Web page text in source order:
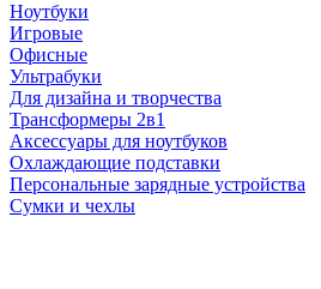
Ноутбуки
Игровые
Офисные
Ультрабуки
Для дизайна и творчества
Трансформеры 2в1
Аксессуары для ноутбуков
Охлаждающие подставки
Персональные зарядные устройства
Сумки и чехлы